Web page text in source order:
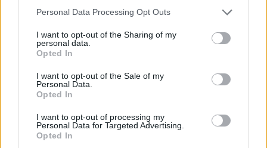
Personal Data Processing Opt Outs
I want to opt-out of the Sharing of my
personal data.
Opted In
I want to opt-out of the Sale of my
Personal Data.
Opted In
I want to opt-out of processing my
Personal Data for Targeted Advertising.
Opted In
SHOWBIZ
στιγμές στη θάλασσα με το παιδί
της πριν τη νέα σειρά του ΑΝΤ1
SHOWBIZ
Δήμητρα Παπαδήμα: Η εντυπωσιακή
καλοκαιρινή ανάρτηση στα 62 της
και η εξομολόγηση για τη ζωή της
περιμέναμε